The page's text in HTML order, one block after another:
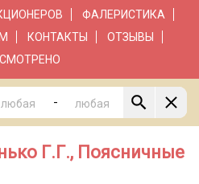
ФАЛЕРИСТИКА
КОНТАКТЫ
ОТЗЫВЫ
-
Г.Г., Поясничные